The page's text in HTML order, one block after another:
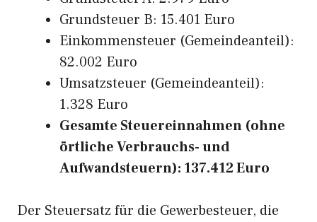
Grundsteuer B: 15.401 Euro
Einkommensteuer (Gemeindeanteil):
82.002 Euro
Umsatzsteuer (Gemeindeanteil):
1.328 Euro
Gesamte Steuereinnahmen (ohne
örtliche Verbrauchs- und
Aufwandsteuern): 137.412 Euro
Der Steuersatz für die Gewerbesteuer, die